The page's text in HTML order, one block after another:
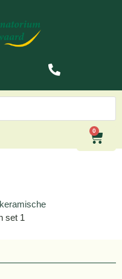
0
set 1